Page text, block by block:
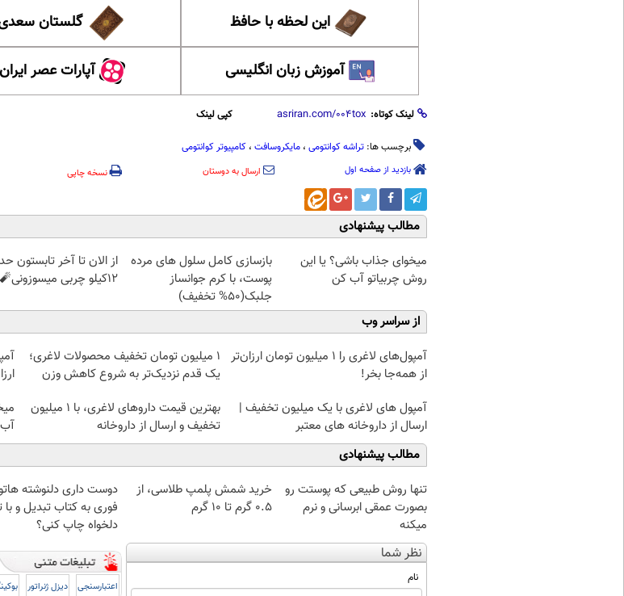
این لحظه با حافظ گلستان
آموزش زبان انگلیسی آپارات عصر ایران
لینک کوتاه: کپی لینک
برچسب ها: تراشه کوانتومی ، مایکروسافت ، کامپیوتر کوانتومی
بازدید از صفحه اول ارسال به دوستان نسخه چاپی
مطالب پیشنهادی
میخوای جذاب باشی؟ یا این
روش چربیاتو آب کن
بازسازی کامل سلول های مرده
پوست، با کرم جوانساز
جلبک(50% تخفیف)
از الان تا آخر تابستون
12کیلو چربی میسوزونی🧨
از سراسر وب
آمپول‌های لاغری را ۱ میلیون تومان ارزان‌تر
از همه‌جا بخر!
۱ میلیون تومان تخفیف محصولات لاغری؛
یک قدم نزدیک‌تر به شروع کاهش وزن
آمپول های لاغری با یک میلیون تخفیف |
ارسال از داروخانه های معتبر
بهترین قیمت داروهای لاغری، با ۱ میلیون
تخفیف و ارسال از داروخانه‌
مطالب پیشنهادی
تنها روش طبیعی که پوستت رو
بصورت عمقی ابرسانی و نرم
میکنه
خرید شمش پلمپ طلاسی، از
۰.۵ گرم تا ۱۰ گرم
دوست داری دلنوشته
فوری به کتاب تبدیل و با
دلخواه چاپ کنی؟
نظر شما
نام
اعتبارسنجی دیزل ژنراتور